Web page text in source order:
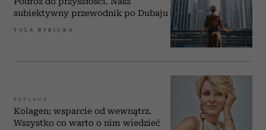
subiektywny przewodnik po Dubaju
TOLA RYBICKA
REKLAMA
Kolagen: wsparcie od wewnątrz.
Wszystko co warto o nim wiedzieć